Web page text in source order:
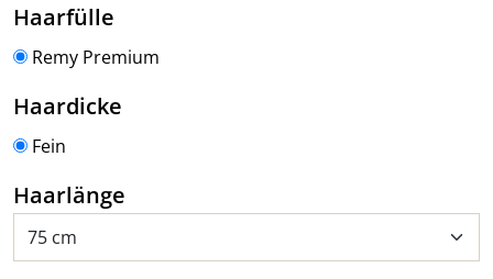
Haarfülle
Remy Premium
Haardicke
Fein
Haarlänge